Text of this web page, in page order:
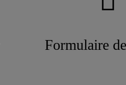
Formulaire